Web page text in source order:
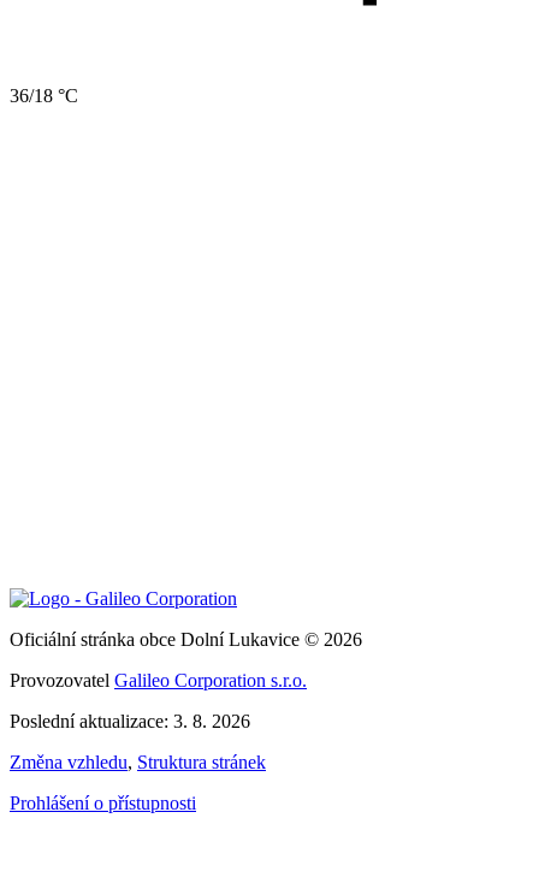
36/18 °C
Oficiální stránka obce Dolní Lukavice © 2026
Provozovatel Galileo Corporation s.r.o.
Poslední aktualizace: 3. 8. 2026
Změna vzhledu, Struktura stránek
Prohlášení o přístupnosti